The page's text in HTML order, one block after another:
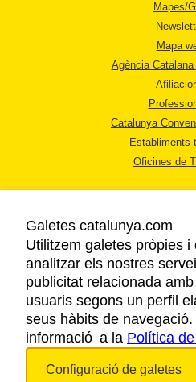
Mapes/
Mapa
Agència
Catalunya
Establiments
Oficines de
AVÍS
POLÍTICA DE
Galetes catalunya.com
Utilitzem galetes pròpies i
analitzar els nostres
publicitat relacionada
usuaris segons un perfil
seus hàbits de
informació a la Política
Configuració de galetes